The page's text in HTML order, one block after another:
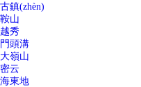
古鎮(zhèn)
鞍山
越秀
門頭溝
大嶺山
密云
海東地